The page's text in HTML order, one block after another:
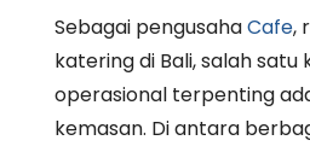
Sebagai pengusahaCafe,
katering di Bali, salah satu
operasional terpenting
kemasan. Di antara